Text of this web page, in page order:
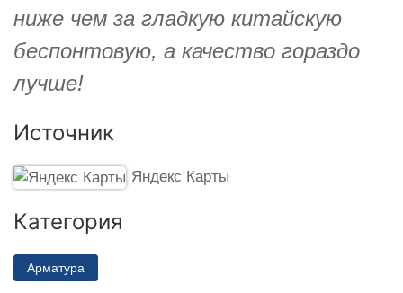
ниже чем за гладкую китайскую
беспонтовую, а качество гораздо
лучше!
Источник
Яндекс Карты
Категория
Арматура